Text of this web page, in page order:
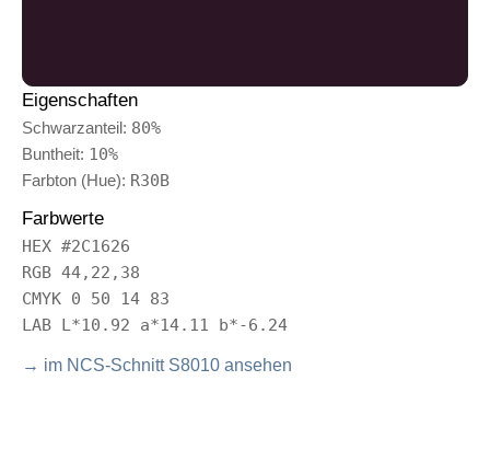
Eigenschaften
Schwarzanteil: 80%
Buntheit: 10%
Farbton (Hue): R30B
Farbwerte
HEX #2C1626
RGB 44,22,38
CMYK 0 50 14 83
LAB L*10.92 a*14.11 b*-6.24
→ im NCS-Schnitt S8010 ansehen